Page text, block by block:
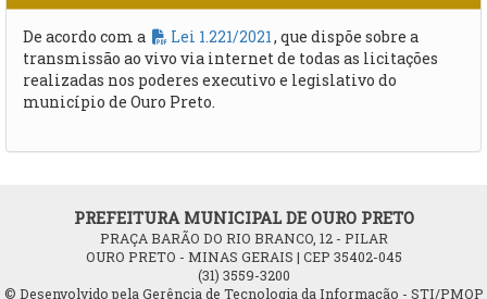
De acordo com a Lei 1.221/2021 , que dispõe sobre a
transmissão ao vivo via internet de todas as licitações
realizadas nos poderes executivo e legislativo do
município de Ouro Preto.
PREFEITURA MUNICIPAL DE OURO PRETO
PRAÇA BARÃO DO RIO BRANCO, 12 - PILAR
OURO PRETO - MINAS GERAIS | CEP 35402-045
(31) 3559-3200
© Desenvolvido pela Gerência de Tecnologia da Informação - STI/PMOP